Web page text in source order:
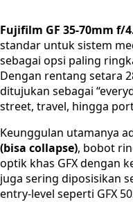
Fujifilm GF 35-70mm f/
standar untuk sistem
sebagai opsi paling
Dengan rentang setara
ditujukan sebagai
street, travel, hingga
Keunggulan utamanya
(bisa collapse), bobot
optik khas GFX dengan
juga sering diposisikan
entry-level seperti GFX